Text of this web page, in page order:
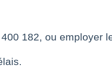
182, ou employer